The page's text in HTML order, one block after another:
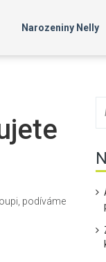
Narozeniny Nelly
podíváme